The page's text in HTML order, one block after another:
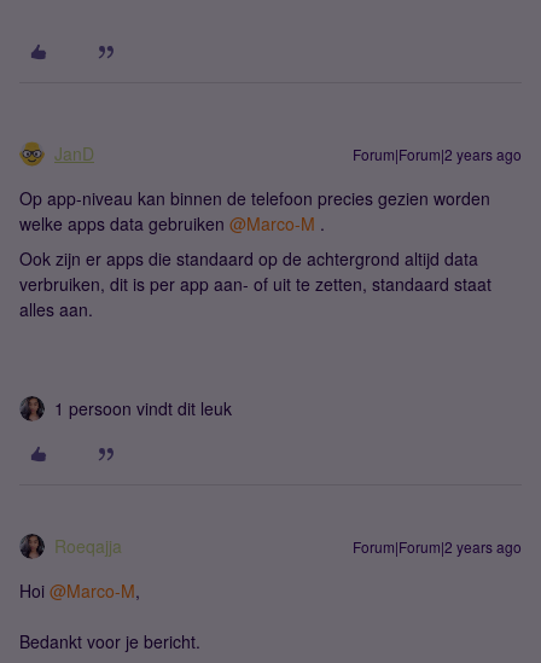
JanD Forum|Forum|2 years ago
Op app-niveau kan binnen de telefoon precies gezien worden
welke apps data gebruiken @Marco-M .
Ook zijn er apps die standaard op de achtergrond altijd data
verbruiken, dit is per app aan- of uit te zetten, standaard staat
alles aan.
1 persoon vindt dit leuk
Roeqajja Forum|Forum|2 years ago
Hoi @Marco-M,
Bedankt voor je bericht.